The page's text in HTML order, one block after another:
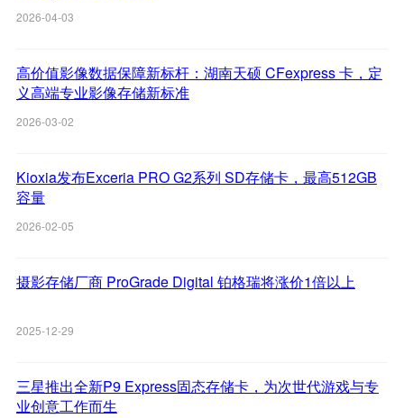
2026-04-03
高价值影像数据保障新标杆：湖南天硕 CFexpress 卡，定
义高端专业影像存储新标准
2026-03-02
Kioxia发布Exceria PRO G2系列 SD存储卡，最高512GB
容量
2026-02-05
摄影存储厂商 ProGrade Digital 铂格瑞将涨价1倍以上
2025-12-29
三星推出全新P9 Express固态存储卡，为次世代游戏与专
业创意工作而生